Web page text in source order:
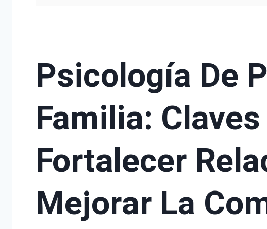
Psicología De
Familia:
Fortalecer
Mejorar La